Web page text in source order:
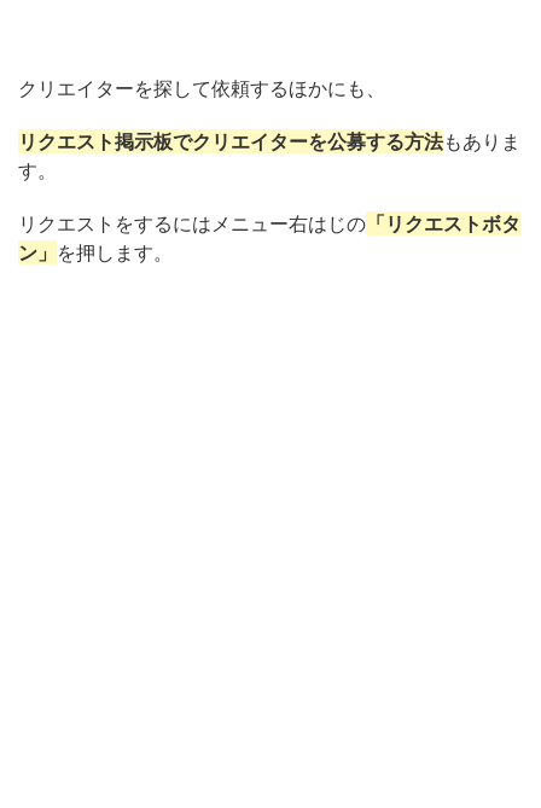
クリエイターを探して依頼するほかにも、
リクエスト掲示板でクリエイターを公募する方法もありま
す。
リクエストをするにはメニュー右はじの 「リクエストボタ
ン」 を押します。